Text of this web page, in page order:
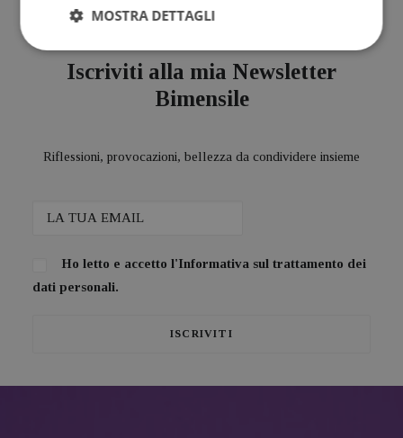
Iscriviti alla mia Newsletter
Bimensile
Riflessioni, provocazioni, bellezza da condividere insieme
Ho letto e accetto l'Informativa sul trattamento dei
dati personali.
MOSTRA DETTAGLI